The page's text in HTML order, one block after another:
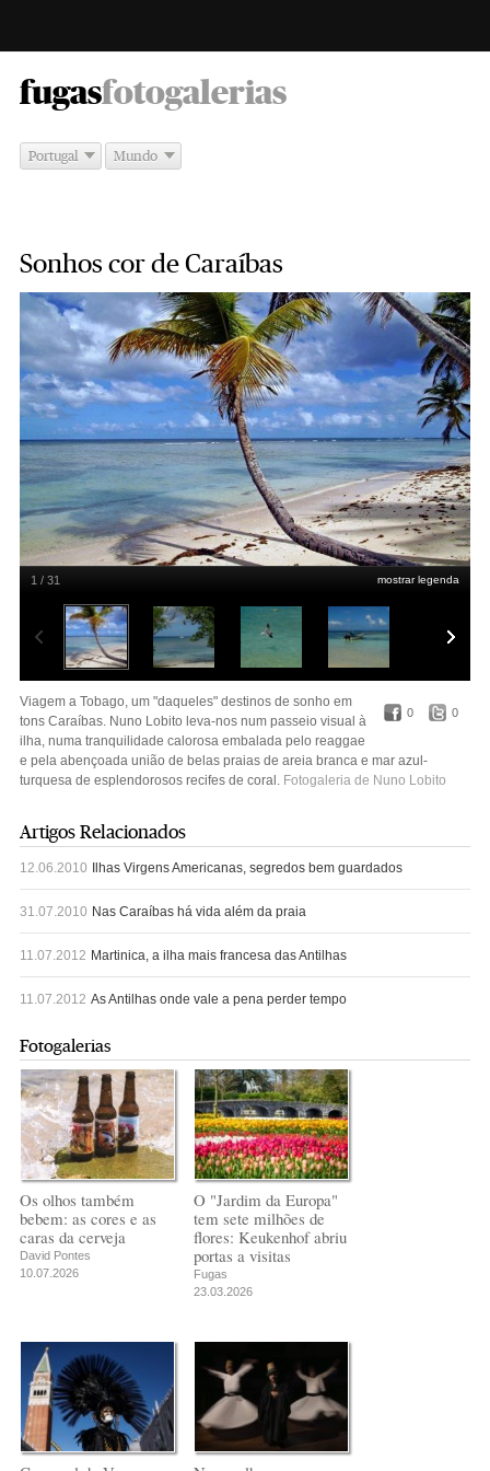
fugas -
fotogalerias
Portugal Mundo
Sonhos cor de Caraíbas
mostrar legenda
1 / 31
0 0
Viagem a Tobago, um "daqueles" destinos de sonho em
tons Caraíbas. Nuno Lobito leva-nos num passeio visual à
ilha, numa tranquilidade calorosa embalada pelo reaggae
e pela abençoada união de belas praias de areia branca e mar azul-
turquesa de esplendorosos recifes de coral. Fotogaleria de Nuno Lobito
Artigos Relacionados
12.06.2010 Ilhas Virgens Americanas, segredos bem guardados
31.07.2010 Nas Caraíbas há vida além da praia
11.07.2012 Martinica, a ilha mais francesa das Antilhas
11.07.2012 As Antilhas onde vale a pena perder tempo
Fotogalerias
Os olhos também
bebem: as cores e as
caras da cerveja
David Pontes
10.07.2026
O "Jardim da Europa"
tem sete milhões de
flores: Keukenhof abriu
portas a visitas
Fugas
23.03.2026